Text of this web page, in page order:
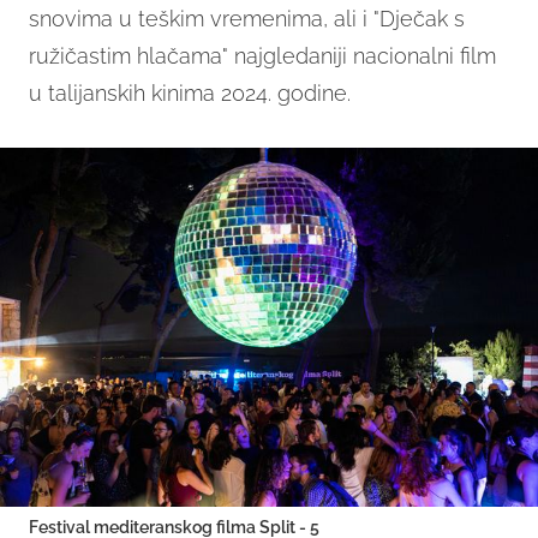
snovima u teškim vremenima, ali i "Dječak s
ružičastim hlačama" najgledaniji nacionalni film
u talijanskih kinima 2024. godine.
Festival mediteranskog filma Split - 5